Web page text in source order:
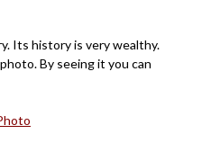
Its history is very wealthy.
By seeing it you can